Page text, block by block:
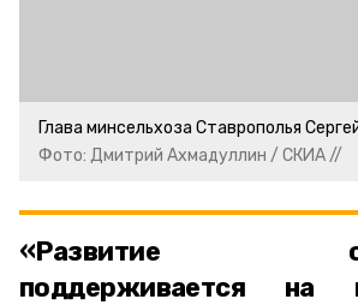
Глава минсельхоза Ставрополья
Фото: Дмитрий Ахмадуллин / СКИА //
«Развитие
поддерживается на